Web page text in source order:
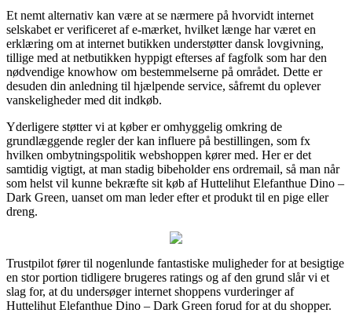
Et nemt alternativ kan være at se nærmere på hvorvidt internet
selskabet er verificeret af e-mærket, hvilket længe har været en
erklæring om at internet butikken understøtter dansk lovgivning,
tillige med at netbutikken hyppigt efterses af fagfolk som har den
nødvendige knowhow om bestemmelserne på området. Dette er
desuden din anledning til hjælpende service, såfremt du oplever
vanskeligheder med dit indkøb.
Yderligere støtter vi at køber er omhyggelig omkring de
grundlæggende regler der kan influere på bestillingen, som fx
hvilken ombytningspolitik webshoppen kører med. Her er det
samtidig vigtigt, at man stadig bibeholder ens ordremail, så man når
som helst vil kunne bekræfte sit køb af Huttelihut Elefanthue Dino –
Dark Green, uanset om man leder efter et produkt til en pige eller
dreng.
Trustpilot fører til nogenlunde fantastiske muligheder for at besigtige
en stor portion tidligere brugeres ratings og af den grund slår vi et
slag for, at du undersøger internet shoppens vurderinger af
Huttelihut Elefanthue Dino – Dark Green forud for at du shopper.